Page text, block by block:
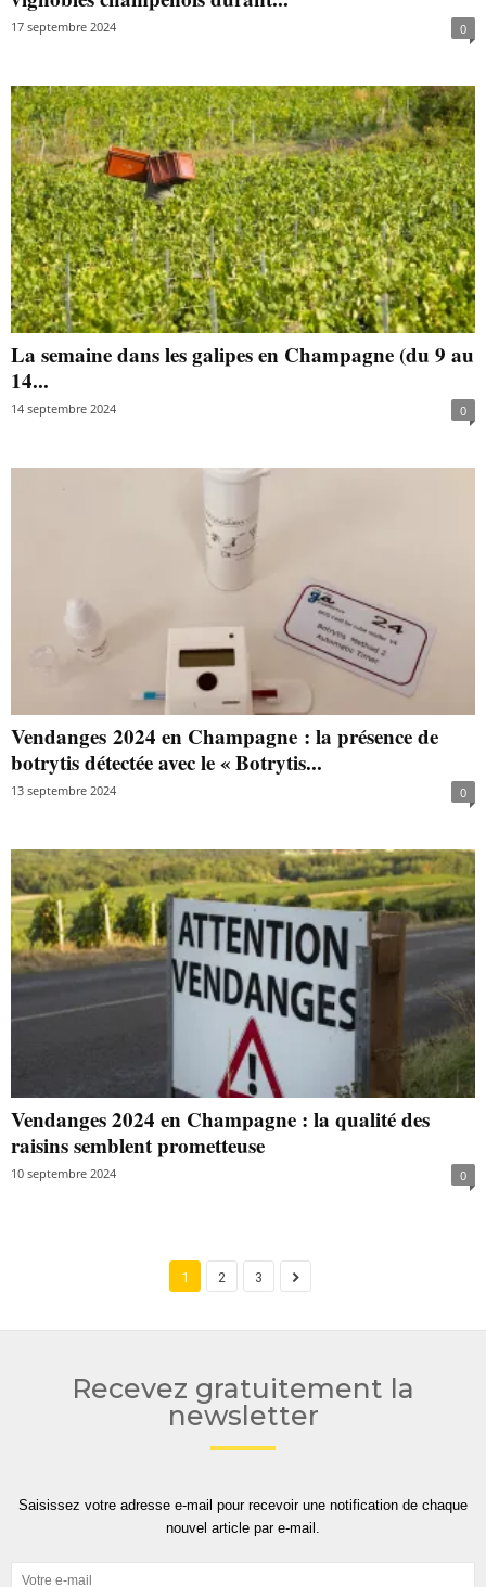
17 septembre 2024 0
La semaine dans les galipes en Champagne (du 9 au
14...
14 septembre 2024 0
Vendanges 2024 en Champagne : la présence de
botrytis détectée avec le « Botrytis...
13 septembre 2024 0
Vendanges 2024 en Champagne : la qualité des
raisins semblent prometteuse
10 septembre 2024 0
1 2 3
Recevez gratuitement la
newsletter
Saisissez votre adresse e-mail pour recevoir une notification de chaque
nouvel article par e-mail.